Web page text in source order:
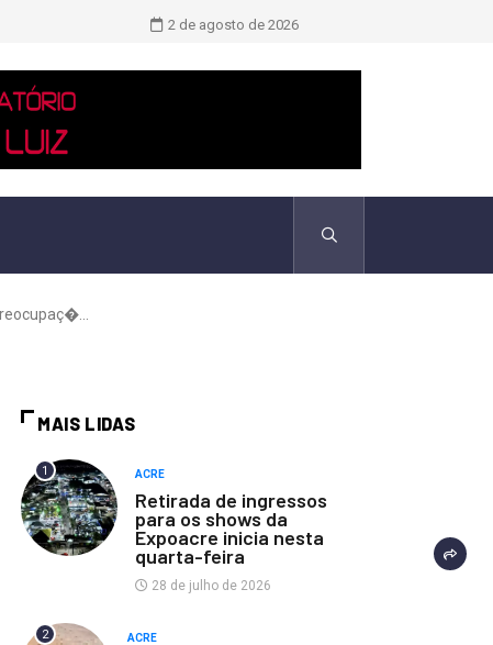
Novo boletim indica El Niño ‘muito
2 de agosto de 2026
MAIS LIDAS
1 ACRE
Retirada de ingressos
para os shows da
Expoacre inicia nesta
quarta-feira
28 de julho de 2026
2 ACRE